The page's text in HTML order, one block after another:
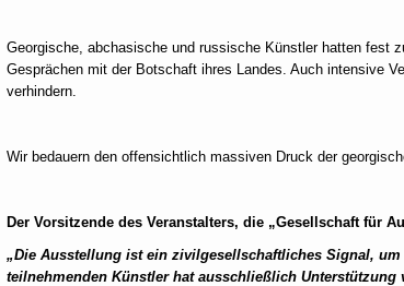
Georgische, abchasische und russische Künstler hatten fest
Gesprächen mit der Botschaft ihres Landes. Auch intensive
verhindern.
Wir bedauern den offensichtlich massiven Druck der
Der Vorsitzende des Veranstalters, die „Gesellschaft für
„Die Ausstellung ist ein zivilgesellschaftliches Signal,
teilnehmenden Künstler hat ausschließlich